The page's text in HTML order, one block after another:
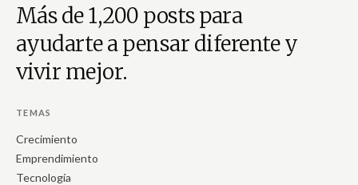
Más de 1,200 posts para
ayudarte a pensar diferente y
vivir mejor.
TEMAS
Crecimiento
Emprendimiento
Tecnología